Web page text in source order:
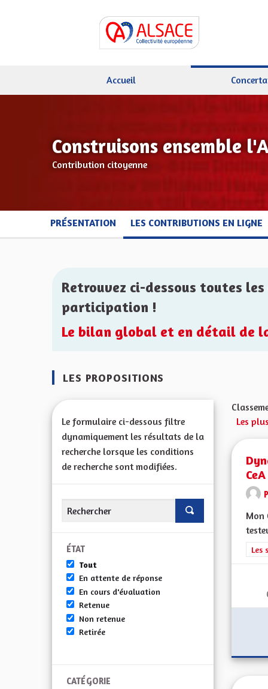
Accueil
Construisons ensemble
Contribution citoyenne
PRÉSENTATION LES CONTRIBUTIONS EN LIGNE
Retrouvez ci-dessous toutes
participation !
Le bilan global et en détail de
LES PROPOSITIONS
Le formulaire ci-dessous filtre
dynamiquement les résultats de la
recherche lorsque les conditions
de recherche sont modifiées.
ÉTAT
Tout
En attente de réponse
En cours d'évaluation
Retenue
Non retenue
Retirée
CATÉGORIE
Les
CeA
Mon
Les